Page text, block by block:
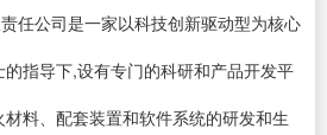
任公司是一家以科技创新驱动型为核心
指导下,设有专门的科研和产品开发平
料、配套装置和软件系统的研发和生